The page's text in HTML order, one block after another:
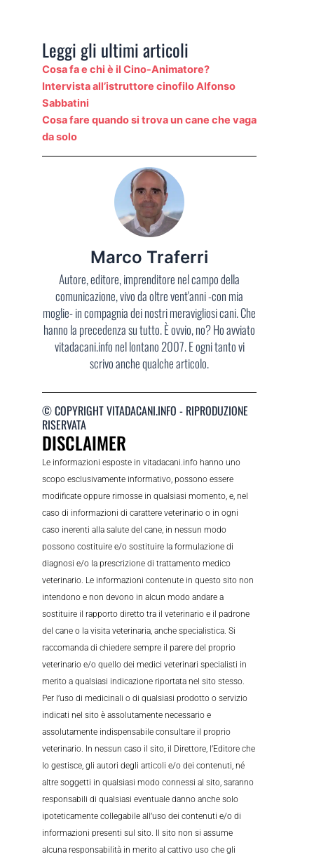
Leggi gli ultimi articoli
Cosa fa e chi è il Cino-Animatore?
Intervista all’istruttore cinofilo Alfonso
Sabbatini
Cosa fare quando si trova un cane che vaga
da solo
Marco Traferri
Autore, editore, imprenditore nel campo della
comunicazione, vivo da oltre vent'anni -con mia
moglie- in compagnia dei nostri meravigliosi cani. Che
hanno la precedenza su tutto. È ovvio, no? Ho avviato
vitadacani.info nel lontano 2007. E ogni tanto vi
scrivo anche qualche articolo.
© COPYRIGHT VITADACANI.INFO - RIPRODUZIONE
RISERVATA
DISCLAIMER
Le informazioni esposte in vitadacani.info hanno uno
scopo esclusivamente informativo, possono essere
modificate oppure rimosse in qualsiasi momento, e, nel
caso di informazioni di carattere veterinario o in ogni
caso inerenti alla salute del cane, in nessun modo
possono costituire e/o sostituire la formulazione di
diagnosi e/o la prescrizione di trattamento medico
veterinario. Le informazioni contenute in questo sito non
intendono e non devono in alcun modo andare a
sostituire il rapporto diretto tra il veterinario e il padrone
del cane o la visita veterinaria, anche specialistica. Si
raccomanda di chiedere sempre il parere del proprio
veterinario e/o quello dei medici veterinari specialisti in
merito a qualsiasi indicazione riportata nel sito stesso.
Per l’uso di medicinali o di qualsiasi prodotto o servizio
indicati nel sito è assolutamente necessario e
assolutamente indispensabile consultare il proprio
veterinario. In nessun caso il sito, il Direttore, l’Editore che
lo gestisce, gli autori degli articoli e/o dei contenuti, né
altre soggetti in qualsiasi modo connessi al sito, saranno
responsabili di qualsiasi eventuale danno anche solo
ipoteticamente collegabile all’uso dei contenuti e/o di
informazioni presenti sul sito. Il sito non si assume
alcuna responsabilità in merito al cattivo uso che gli